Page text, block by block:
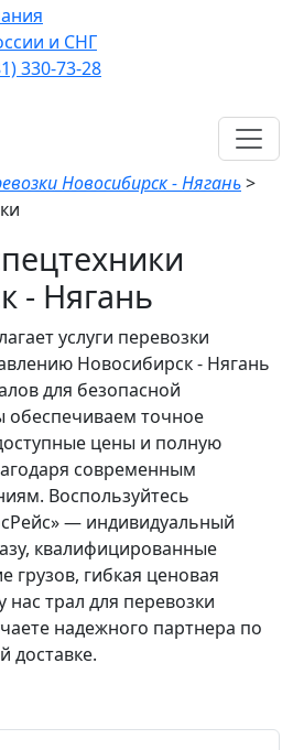
и СНГ
330-73-28
Новосибирск - Нягань>
- Нягань
услуги перевозки
Новосибирск - Нягань
для безопасной
точное
цены и полную
современным
Воспользуйтесь
— индивидуальный
квалифицированные
грузов, гибкая ценовая
нас трал для перевозки
надежного партнера по
доставке.